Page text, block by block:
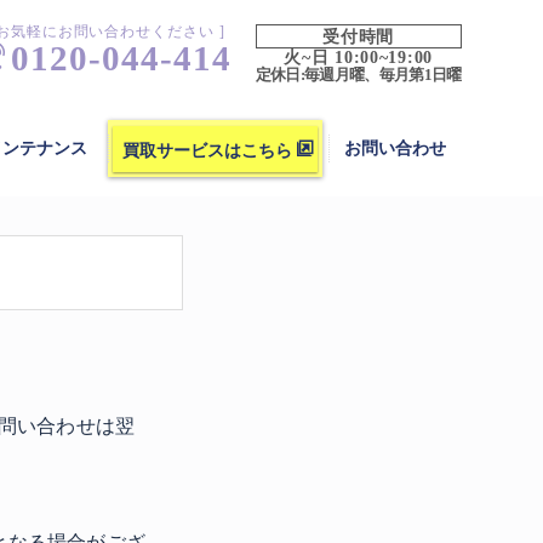
気軽にお問い合わせください ]
0120-044-414
受付時間
火~日 10:00~19:00
定休日:毎週月曜、毎月第1日曜
テナンス 買取サービスはこちら お問い合わせ
い合わせは翌